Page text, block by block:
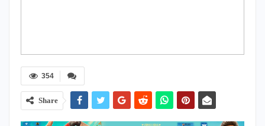
354
Share